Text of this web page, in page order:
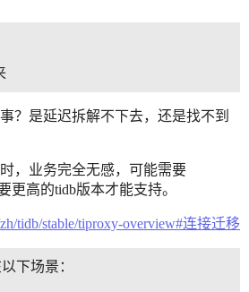
？是延迟拆解不下去，还是找不到
，业务完全无感，可能需要
更高的tidb版本才能支持。
tidb/stable/tiproxy-overview#连接迁移
下场景：